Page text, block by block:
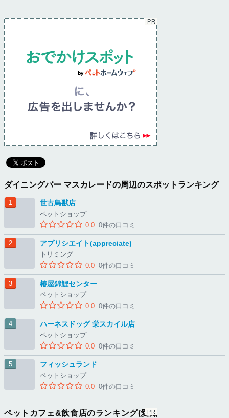
ダイニングバー マスカレードの周辺のスポットランキング
世古鳥獣店
ペットショップ
0.0 0件の口コミ
アプリシエイト(appreciate)
トリミング
0.0 0件の口コミ
椿屋錦鯉センター
ペットショップ
0.0 0件の口コミ
ハーネスドッグ 栄スカイル店
ペットショップ
0.0 0件の口コミ
フィッシュランド
ペットショップ
0.0 0件の口コミ
ペットカフェ&飲食店のランキング(愛知